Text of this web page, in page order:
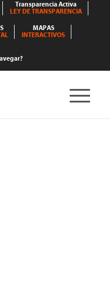
Transparencia Activa
LEY DE TRANSPARENCIA
MAPAS
INTERACTIVOS